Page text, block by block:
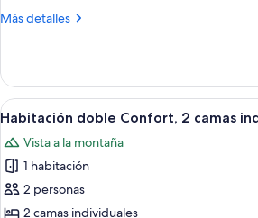
Más detalles
Más
doble
Confort,
1
matrimonial
Abrir
todas
las
fotos
de
Habitación
Un
4
Habitación doble Confort, 2 camas
Vista a la montaña
1 habitación
2 personas
2 camas individuales